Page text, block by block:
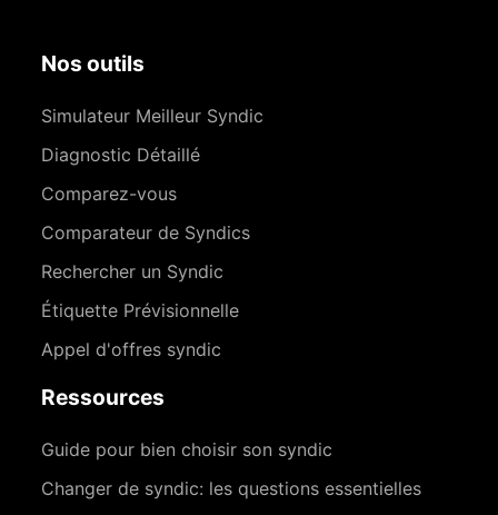
Nos outils
Simulateur Meilleur Syndic
Diagnostic Détaillé
Comparez-vous
Comparateur de Syndics
Rechercher un Syndic
Étiquette Prévisionnelle
Appel d'offres syndic
Ressources
Guide pour bien choisir son syndic
Changer de syndic: les questions essentielles